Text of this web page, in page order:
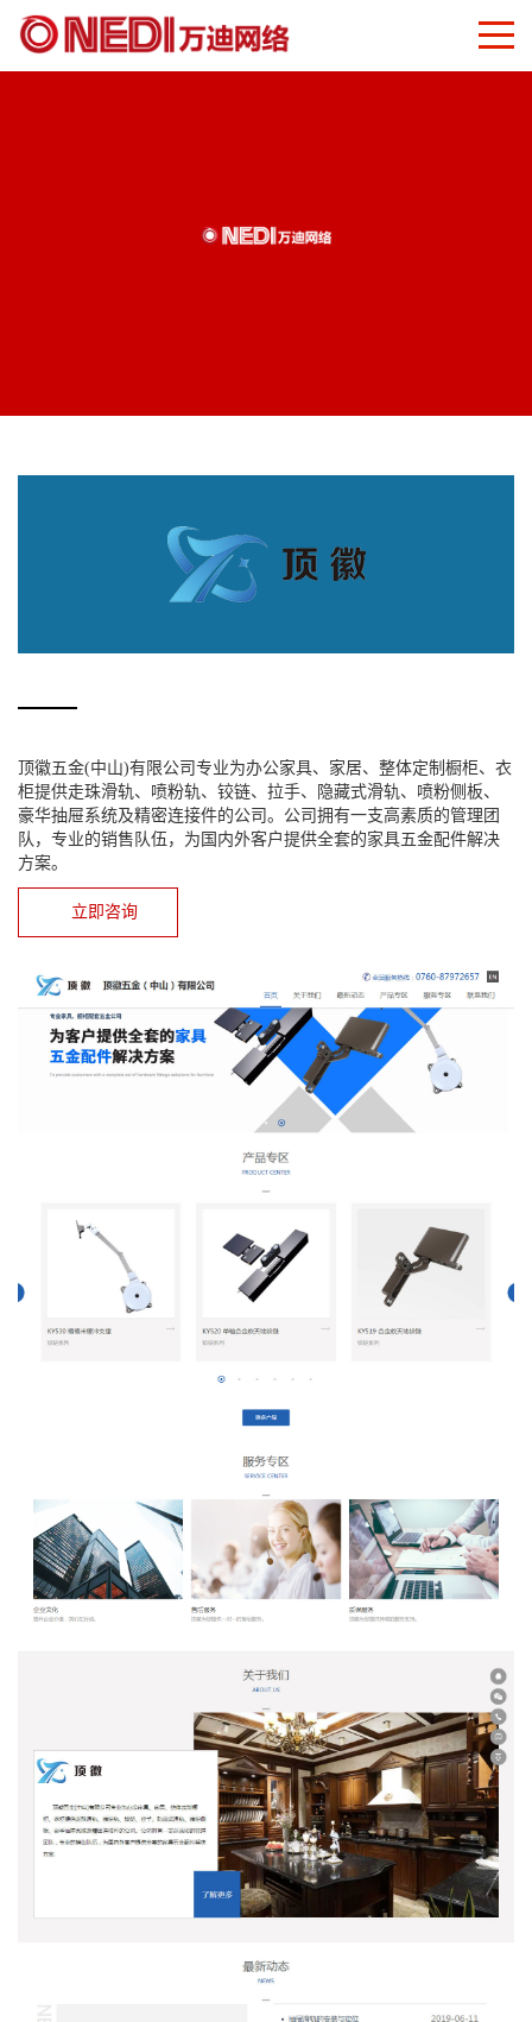
顶徽五金(中山)有限公司专业为办公家具、家居、整体定制橱柜、衣
柜提供走珠滑轨、喷粉轨、铰链、拉手、隐藏式滑轨、喷粉侧板、
豪华抽屉系统及精密连接件的公司。公司拥有一支高素质的管理团
队，专业的销售队伍，为国内外客户提供全套的家具五金配件解决
方案。
立即咨询